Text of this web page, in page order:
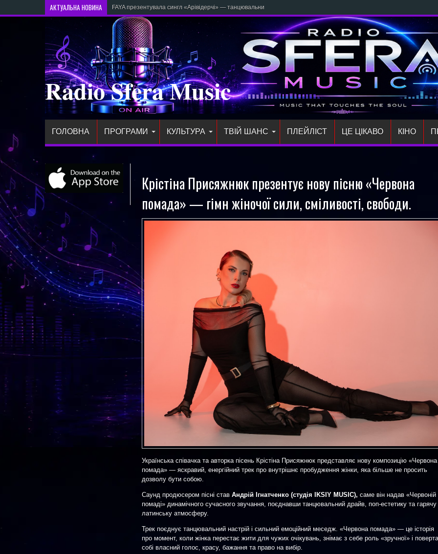
АКТУАЛЬНА НОВИНА FAYA презентувала сингл «Арівідерчі» — танцювальний маніфест жіночої сили
Radio Sfera Music
ГОЛОВНА ПРОГРАМИ КУЛЬТУРА ТВІЙ ШАНС ПЛЕЙЛIСТ ЦЕ ЦІКАВО КІНО
Крістіна Присяжнюк презентує нову пісню «Червона
помада» — гімн жіночої сили, сміливості, свободи.
Українська співачка та авторка пісень Крістіна Присяжнюк представляє нову композицію «Червона
помада» — яскравий, енергійний трек про внутрішнє пробудження жінки, яка більше не просить
дозволу бути собою.
Саунд продюсером пісні став Андрій Ігнатченко (студія IKSIY MUSIC), саме він надав «Червоній
помаді» динамічного сучасного звучання, поєднавши танцювальний драйв, поп-естетику та гарячу
латинську атмосферу.
Трек поєднує танцювальний настрій і сильний емоційний меседж. «Червона помада» — це історія
про момент, коли жінка перестає жити для чужих очікувань, знімає з себе роль «зручної» і
собі власний голос, красу, бажання та право на вибір.